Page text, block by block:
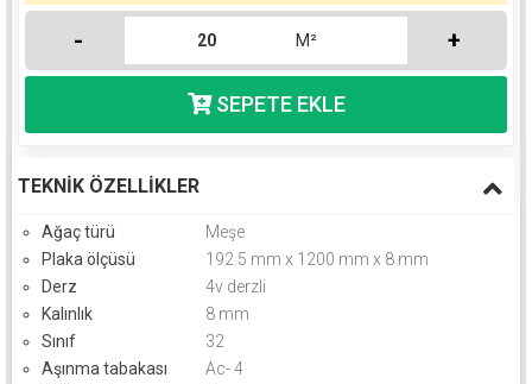
- M² +
TEKNIK ÖZELLIKLER
Ağaç türü
Meşe
Plaka ölçüsü
192.5 mm x 1200 mm x 8 mm
Derz
4v derzli
Kalınlık
8 mm
Sınıf
32
Aşınma tabakası
Ac- 4